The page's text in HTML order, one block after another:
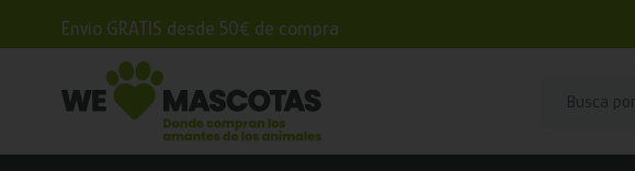
Envío GRATIS desde 50€ de compra